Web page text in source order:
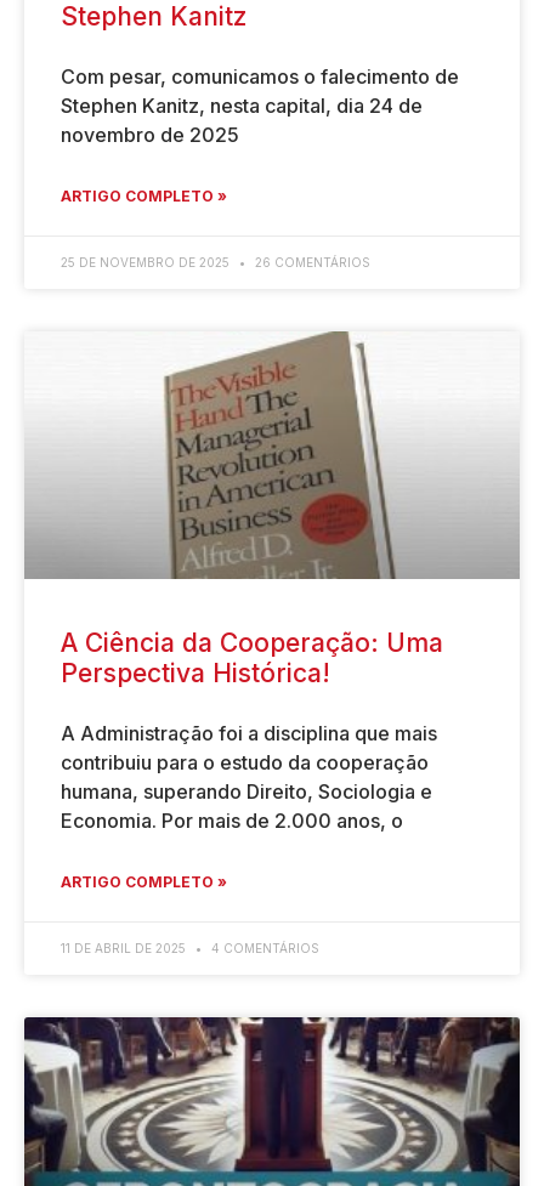
Stephen Kanitz
Com pesar, comunicamos o falecimento de
Stephen Kanitz, nesta capital, dia 24 de
novembro de 2025
ARTIGO COMPLETO »
25 DE NOVEMBRO DE 2025 26 COMENTÁRIOS
A Ciência da Cooperação: Uma
Perspectiva Histórica!
A Administração foi a disciplina que mais
contribuiu para o estudo da cooperação
humana, superando Direito, Sociologia e
Economia. Por mais de 2.000 anos, o
ARTIGO COMPLETO »
11 DE ABRIL DE 2025 4 COMENTÁRIOS